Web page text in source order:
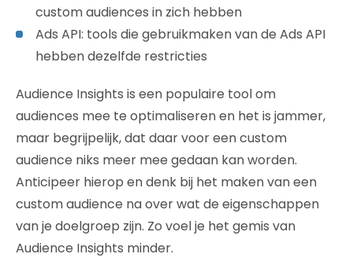
custom audiences in zich hebben
Ads API: tools die gebruikmaken van de Ads API
hebben dezelfde restricties
Audience Insights is een populaire tool om
audiences mee te optimaliseren en het is jammer,
maar begrijpelijk, dat daar voor een custom
audience niks meer mee gedaan kan worden.
Anticipeer hierop en denk bij het maken van een
custom audience na over wat de eigenschappen
van je doelgroep zijn. Zo voel je het gemis van
Audience Insights minder.